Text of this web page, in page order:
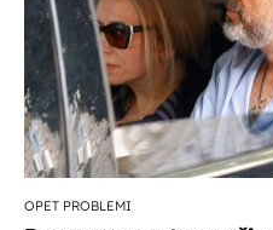
OPET PROBLEMI